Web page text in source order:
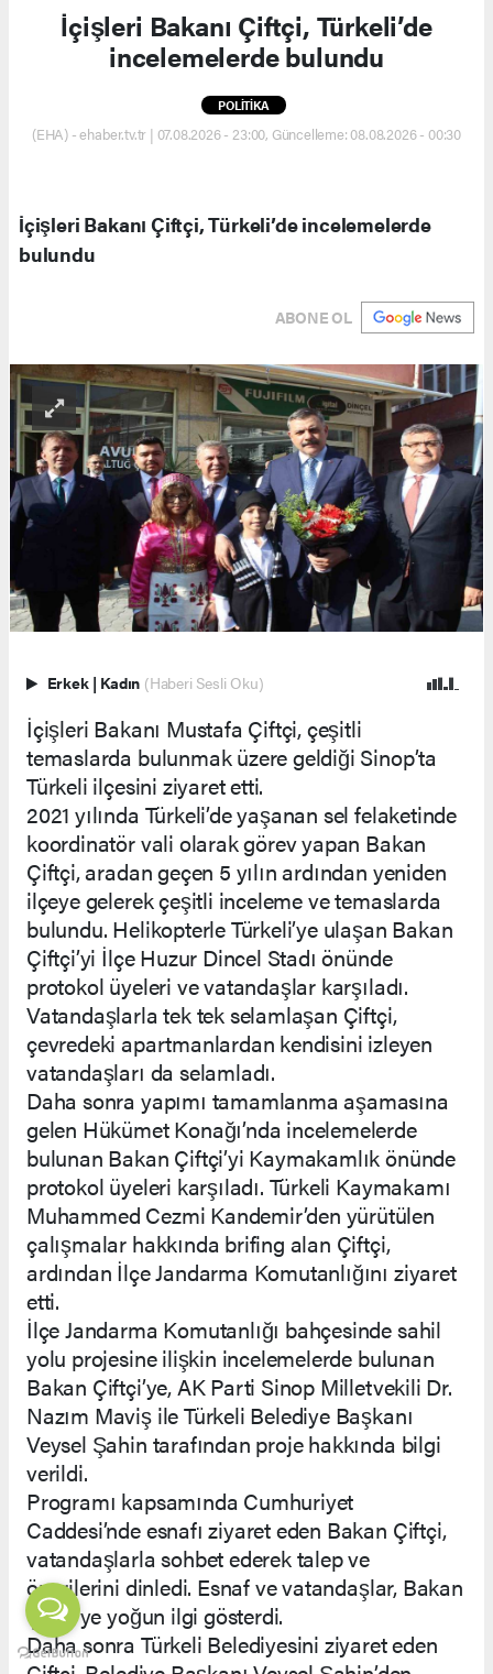
İçişleri Bakanı Çiftçi, Türkeli’de
incelemelerde bulundu
POLİTİKA
(EHA) - ehaber.tv.tr | 07.08.2026 - 23:00, Güncelleme: 08.08.2026 - 00:30
İçişleri Bakanı Çiftçi, Türkeli’de incelemelerde
bulundu
ABONE OL
Erkek | Kadın (Haberi Sesli Oku)
İçişleri Bakanı Mustafa Çiftçi, çeşitli
temaslarda bulunmak üzere geldiği Sinop’ta
Türkeli ilçesini ziyaret etti.
2021 yılında Türkeli’de yaşanan sel felaketinde
koordinatör vali olarak görev yapan Bakan
Çiftçi, aradan geçen 5 yılın ardından yeniden
ilçeye gelerek çeşitli inceleme ve temaslarda
bulundu. Helikopterle Türkeli’ye ulaşan Bakan
Çiftçi’yi İlçe Huzur Dincel Stadı önünde
protokol üyeleri ve vatandaşlar karşıladı.
Vatandaşlarla tek tek selamlaşan Çiftçi,
çevredeki apartmanlardan kendisini izleyen
vatandaşları da selamladı.
Daha sonra yapımı tamamlanma aşamasına
gelen Hükümet Konağı’nda incelemelerde
bulunan Bakan Çiftçi’yi Kaymakamlık önünde
protokol üyeleri karşıladı. Türkeli Kaymakamı
Muhammed Cezmi Kandemir’den yürütülen
çalışmalar hakkında brifing alan Çiftçi,
ardından İlçe Jandarma Komutanlığını ziyaret
etti.
İlçe Jandarma Komutanlığı bahçesinde sahil
yolu projesine ilişkin incelemelerde bulunan
Bakan Çiftçi’ye, AK Parti Sinop Milletvekili Dr.
Nazım Maviş ile Türkeli Belediye Başkanı
Veysel Şahin tarafından proje hakkında bilgi
verildi.
Programı kapsamında Cumhuriyet
Caddesi’nde esnafı ziyaret eden Bakan Çiftçi,
vatandaşlarla sohbet ederek talep ve
önerilerini dinledi. Esnaf ve vatandaşlar, Bakan
Çiftçi’ye yoğun ilgi gösterdi.
Daha sonra Türkeli Belediyesini ziyaret eden